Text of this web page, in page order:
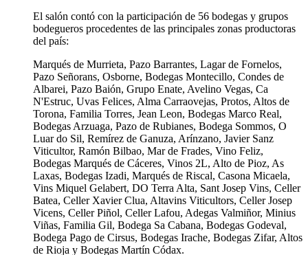
El salón contó con la participación de 56 bodegas y grupos
bodegueros procedentes de las principales zonas productoras
del país:
Marqués de Murrieta, Pazo Barrantes, Lagar de Fornelos,
Pazo Señorans, Osborne, Bodegas Montecillo, Condes de
Albarei, Pazo Baión, Grupo Enate, Avelino Vegas, Ca
N'Estruc, Uvas Felices, Alma Carraovejas, Protos, Altos de
Torona, Familia Torres, Jean Leon, Bodegas Marco Real,
Bodegas Arzuaga, Pazo de Rubianes, Bodega Sommos, O
Luar do Sil, Remírez de Ganuza, Arínzano, Javier Sanz
Viticultor, Ramón Bilbao, Mar de Frades, Vino Feliz,
Bodegas Marqués de Cáceres, Vinos 2L, Alto de Pioz, As
Laxas, Bodegas Izadi, Marqués de Riscal, Casona Micaela,
Vins Miquel Gelabert, DO Terra Alta, Sant Josep Vins, Celler
Batea, Celler Xavier Clua, Altavins Viticultors, Celler Josep
Vicens, Celler Piñol, Celler Lafou, Adegas Valmiñor, Minius
Viñas, Familia Gil, Bodega Sa Cabana, Bodegas Godeval,
Bodega Pago de Cirsus, Bodegas Irache, Bodegas Zifar, Altos
de Rioja y Bodegas Martín Códax.